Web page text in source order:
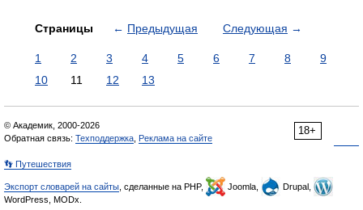
Страницы ← Предыдущая Следующая →
1 2 3 4 5 6 7 8
9
10
11 12 13
18+
© Академик, 2000-2026
Обратная связь: Техподдержка Реклама на сайте
👣 Путешествия
Экспорт словарей на сайты , сделанные на PHP, Joomla,
Drupal,
WordPress, MODx.